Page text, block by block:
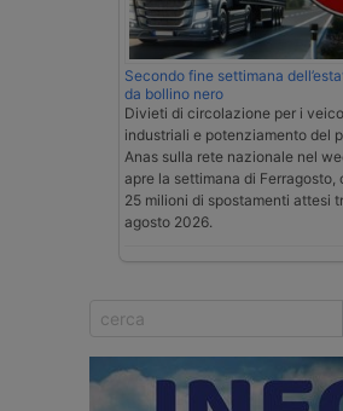
Secondo fine settimana
da bollino nero
Divieti di circolazione per i
industriali e potenziamento del
Anas sulla rete nazionale nel
apre la settimana di Ferragosto,
25 milioni di spostamenti attesi
agosto 2026.